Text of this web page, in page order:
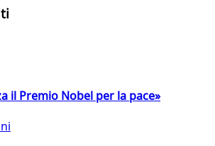
il Premio Nobel per la pace»